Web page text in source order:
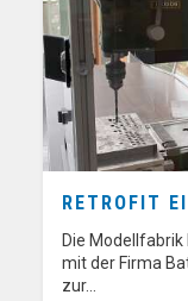
RETROFIT
Die
mit der Firma
zur…